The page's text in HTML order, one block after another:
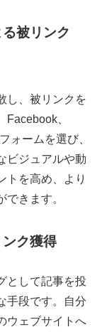
被リンク
し、被リンクを
Facebook、
ォームを選び、
ビジュアルや動
トを高め、より
きます。
ク獲得
として記事を投
手段です。自分
ウェブサイトへ